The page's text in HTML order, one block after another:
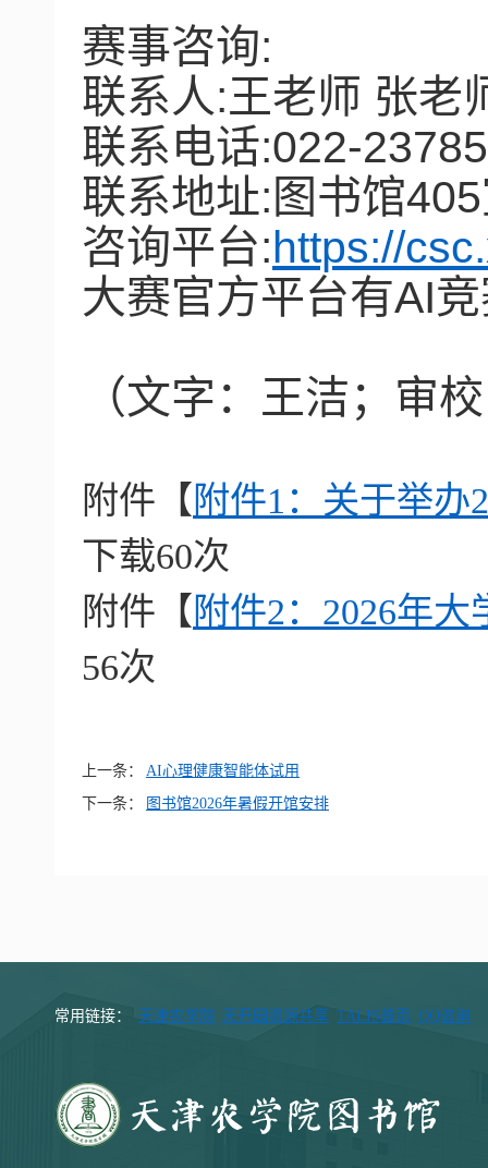
赛事咨询:
联系人:王老师 张老
联系电话:022-
联系地址:图书馆405
咨询平台:https://
大赛官方平台有AI
（文字：王洁；审
附件【 附件1：关于举办
下载60次
附件【 附件2：2026年
56次
上一条：
AI心理健康智能体试用
下一条：
图书馆2026年暑假开馆安排
常用链接： 天津农学院 天开园资源共享 TALIS首页 QQ咨询